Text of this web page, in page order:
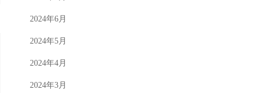
2024年6月
2024年5月
2024年4月
2024年3月